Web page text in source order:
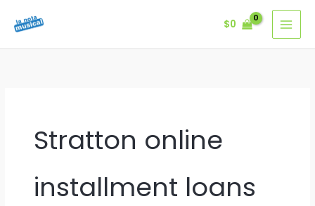
$0
Stratton online
installment loans